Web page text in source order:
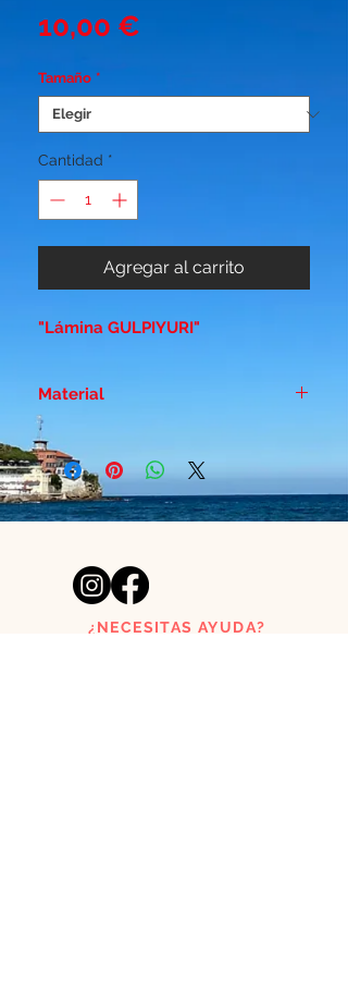
10,00 €
Tamaño *
Cantidad *
Agregar al carrito
"Lámina GULPIYURI"
Material
Papel duro estucado - Brillo 300
gr
¿NECESITAS AYUDA?